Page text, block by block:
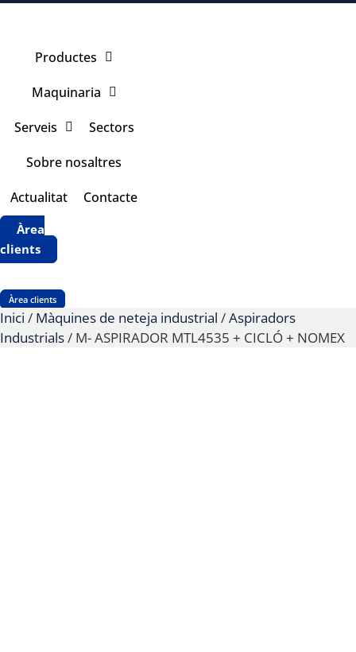
Productes
Maquinaria
Serveis
Sectors
Sobre nosaltres
Actualitat
Contacte
Àrea
clients
Àrea clients
Inici / Màquines de neteja industrial /Aspiradors
Industrials/ M- ASPIRADOR MTL4535 + CICLÓ + NOMEX